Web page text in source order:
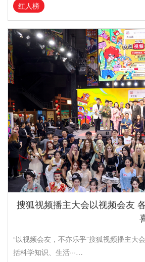
红人榜
搜狐视频播主大会以视频会友
“以视频会友，不亦乐乎”搜狐视频播主大
括科学知识、生活···…